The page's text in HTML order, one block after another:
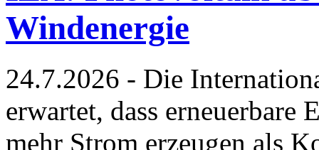
Windenergie
24.7.2026 - Die
erwartet, dass erneuerbare
mehr Strom erzeugen als